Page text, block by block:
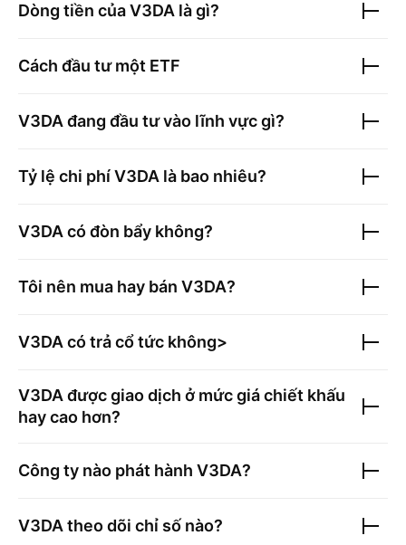
Dòng tiền củaV3DA là gì?
Cách đầu tư một ETF
V3DA đang đầu tư vào lĩnh vực gì?
Tỷ lệ chi phíV3DA là bao nhiêu?
V3DA có đòn bẩy không?
Tôi nên mua hay bán V3DA?
V3DA có trả cổ tức không>
V3DA được giao dịch ở mức giá chiết khấu
hay cao hơn?
Công ty nào phát hành V3DA?
V3DA theo dõi chỉ số nào?